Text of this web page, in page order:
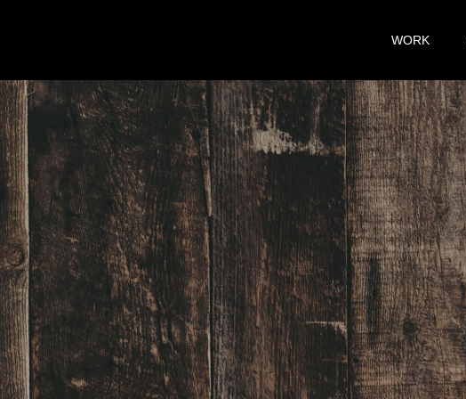
WORK